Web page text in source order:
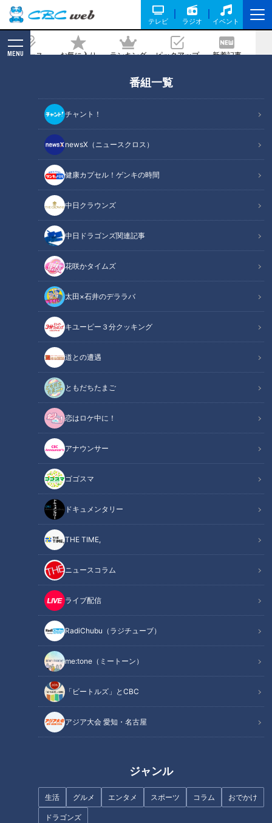
テレビ ラジオ イベント
ニュース お気に入り ランキング ピックアップ 新着記事
MENU
番組一覧
チャント！
newsX（ニュースクロス）
健康カプセル！ゲンキの時間
中日クラウンズ
中日ドラゴンズ関連記事
花咲かタイムズ
太田×石井のデララバ
キユーピー３分クッキング
道との遭遇
ともだちたまご
恋はロケ中に！
アナウンサー
ゴゴスマ
ドキュメンタリー
THE TIME,
ニュースコラム
ライブ配信
RadiChubu（ラジチューブ）
me:tone（ミートーン）
「ビートルズ」とCBC
アジア大会 愛知・名古屋
ジャンル
生活 グルメ エンタメ スポーツ コラム おでかけ
ドラゴンズ
ん」の作り方【キユーピー３分クッキン
グ】
2025/10/16 18:00
CBCテレビ：画像『キユーピー3分クッキング』
キユーピー３分クッキング
レシピ紹介
揚げたピーマンと肉だんごに甘酢あんがからみ、箸が止まらな
いおいしさ。素揚げにしたピーマンはとろっとしていて、ヘタ
も種も丸ごと食べられます。（講師：宮本和秀先生／キユーピ
ー３分クッキング ）
関連リンク
材料（2人分）
作り方
オススメ関連コンテンツ
材料（2人分）
豚ひき肉 200g
玉ねぎ 1/4個(60g)
しょうが 1/2かけ
溶き卵 1/2個分
ピーマン (小)4個(100g)
水 1カップ